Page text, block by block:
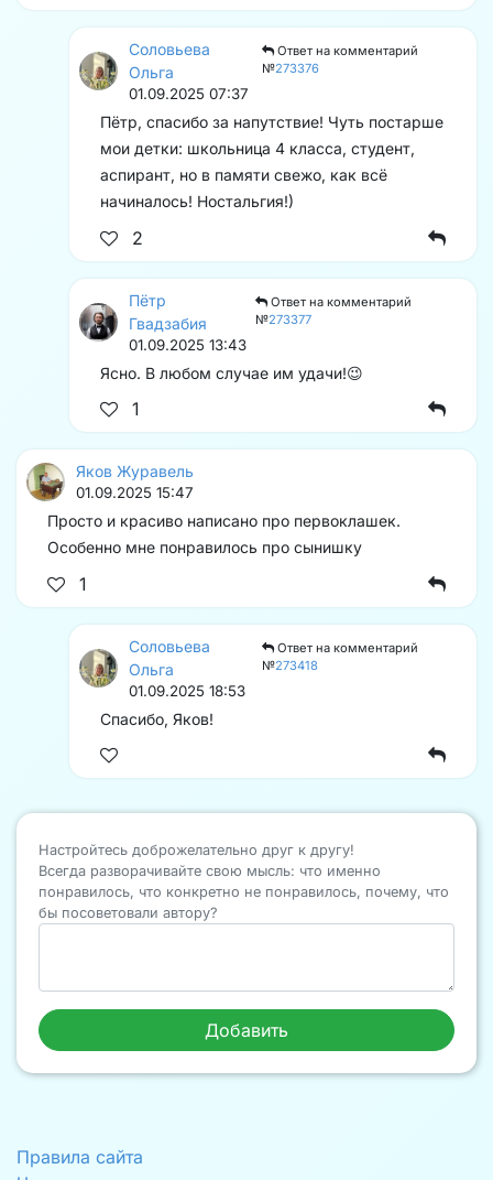
Соловьева
Ольга
Ответ на комментарий
№273376
01.09.2025 07:37
Пётр, спасибо за напутствие! Чуть постарше
мои детки: школьница 4 класса, студент,
аспирант, но в памяти свежо, как всё
начиналось! Ностальгия!)
2
Пётр
Гвадзабия
Ответ на комментарий
№273377
01.09.2025 13:43
Ясно. В любом случае им удачи!😉
1
Яков Журавель
01.09.2025 15:47
Просто и красиво написано про первоклашек.
Особенно мне понравилось про сынишку
1
Соловьева
Ольга
Ответ на комментарий
№273418
01.09.2025 18:53
Спасибо, Яков!
Настройтесь доброжелательно друг к другу!
Всегда разворачивайте свою мысль: что именно
понравилось, что конкретно не понравилось, почему, что
бы посоветовали автору?
Правила сайта